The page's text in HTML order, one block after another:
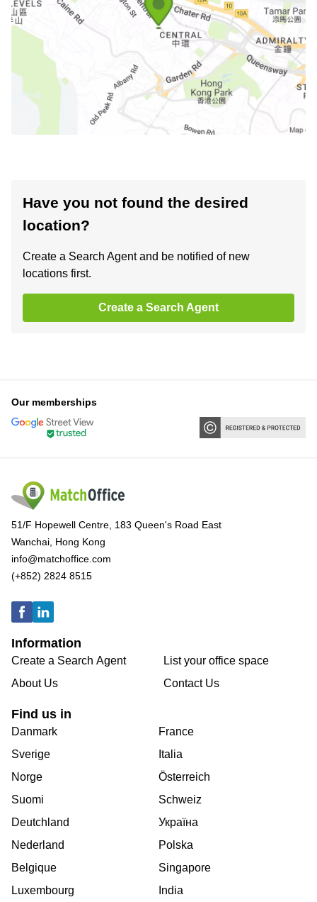
Have you not found the desired
location?
Create a Search Agent and be notified of new
locations first.
Create a Search Agent
Our memberships
51/F Hopewell Centre, 183 Queen's Road East
Wanchai, Hong Kong
info@matchoffice.com
(+852) 2824 8515
Information
Create a Search Agent
About Us
List your office space
Contact Us
Find us in
Danmark
Sverige
Norge
Suomi
Deutchland
Nederland
Belgique
Luxembourg
France
Italia
Österreich
Schweiz
Україна
Polska
Singapore
India